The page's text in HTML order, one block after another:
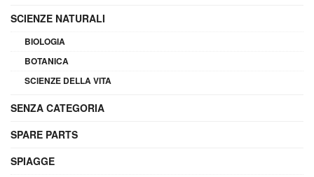
SCIENZE NATURALI
BIOLOGIA
BOTANICA
SCIENZE DELLA VITA
SENZA CATEGORIA
SPARE PARTS
SPIAGGE